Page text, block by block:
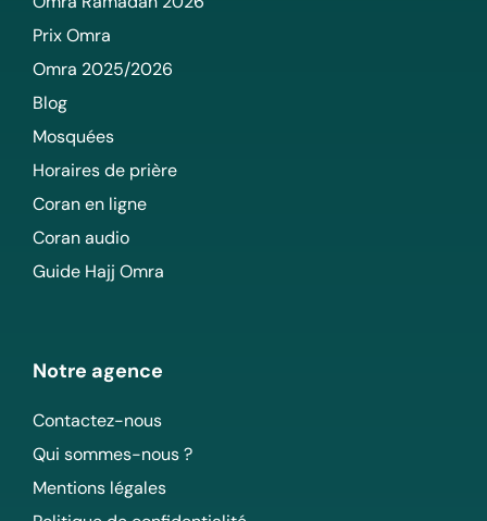
Prix Omra
Omra 2025/2026
Blog
Mosquées
Horaires de prière
Coran en ligne
Coran audio
Guide Hajj Omra
Notre agence
Contactez-nous
Qui sommes-nous ?
Mentions légales